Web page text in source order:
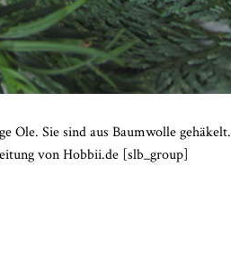
Ole. Sie sind aus Baumwolle gehäkelt.
von Hobbii.de [slb_group]